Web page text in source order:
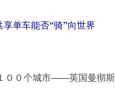
单车能否“骑”向世界
０个城市——英国曼彻斯